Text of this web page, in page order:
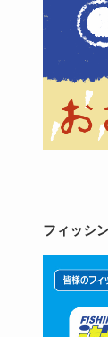
フィッシ